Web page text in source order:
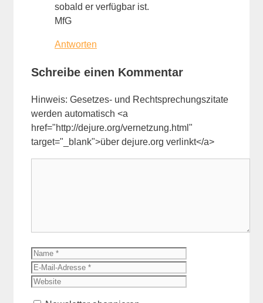
sobald er verfügbar ist.
MfG
Antworten
Schreibe einen Kommentar
Hinweis: Gesetzes- und Rechtsprechungszitate
werden automatisch <a
href="http://dejure.org/vernetzung.html"
target="_blank">über dejure.org verlinkt</a>
Name